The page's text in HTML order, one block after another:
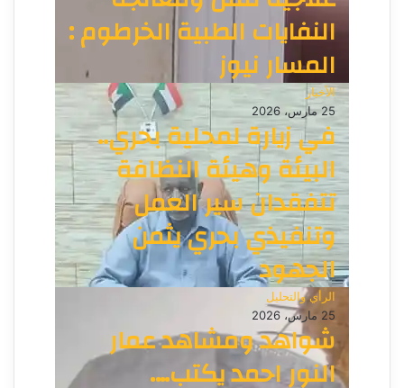
النفايات الطبية الخرطوم :
المسار نيوز
الأخبار
25 مارس، 2026
في زيارة لمحلية بحري..
البيئة وهيئة النظافة
تتفقدان سير العمل
وتنفيذي بحري يثمن
الجهود
الرأي والتحليل
25 مارس، 2026
شواهد ومشاهد عمار
النور احمد يكتب….